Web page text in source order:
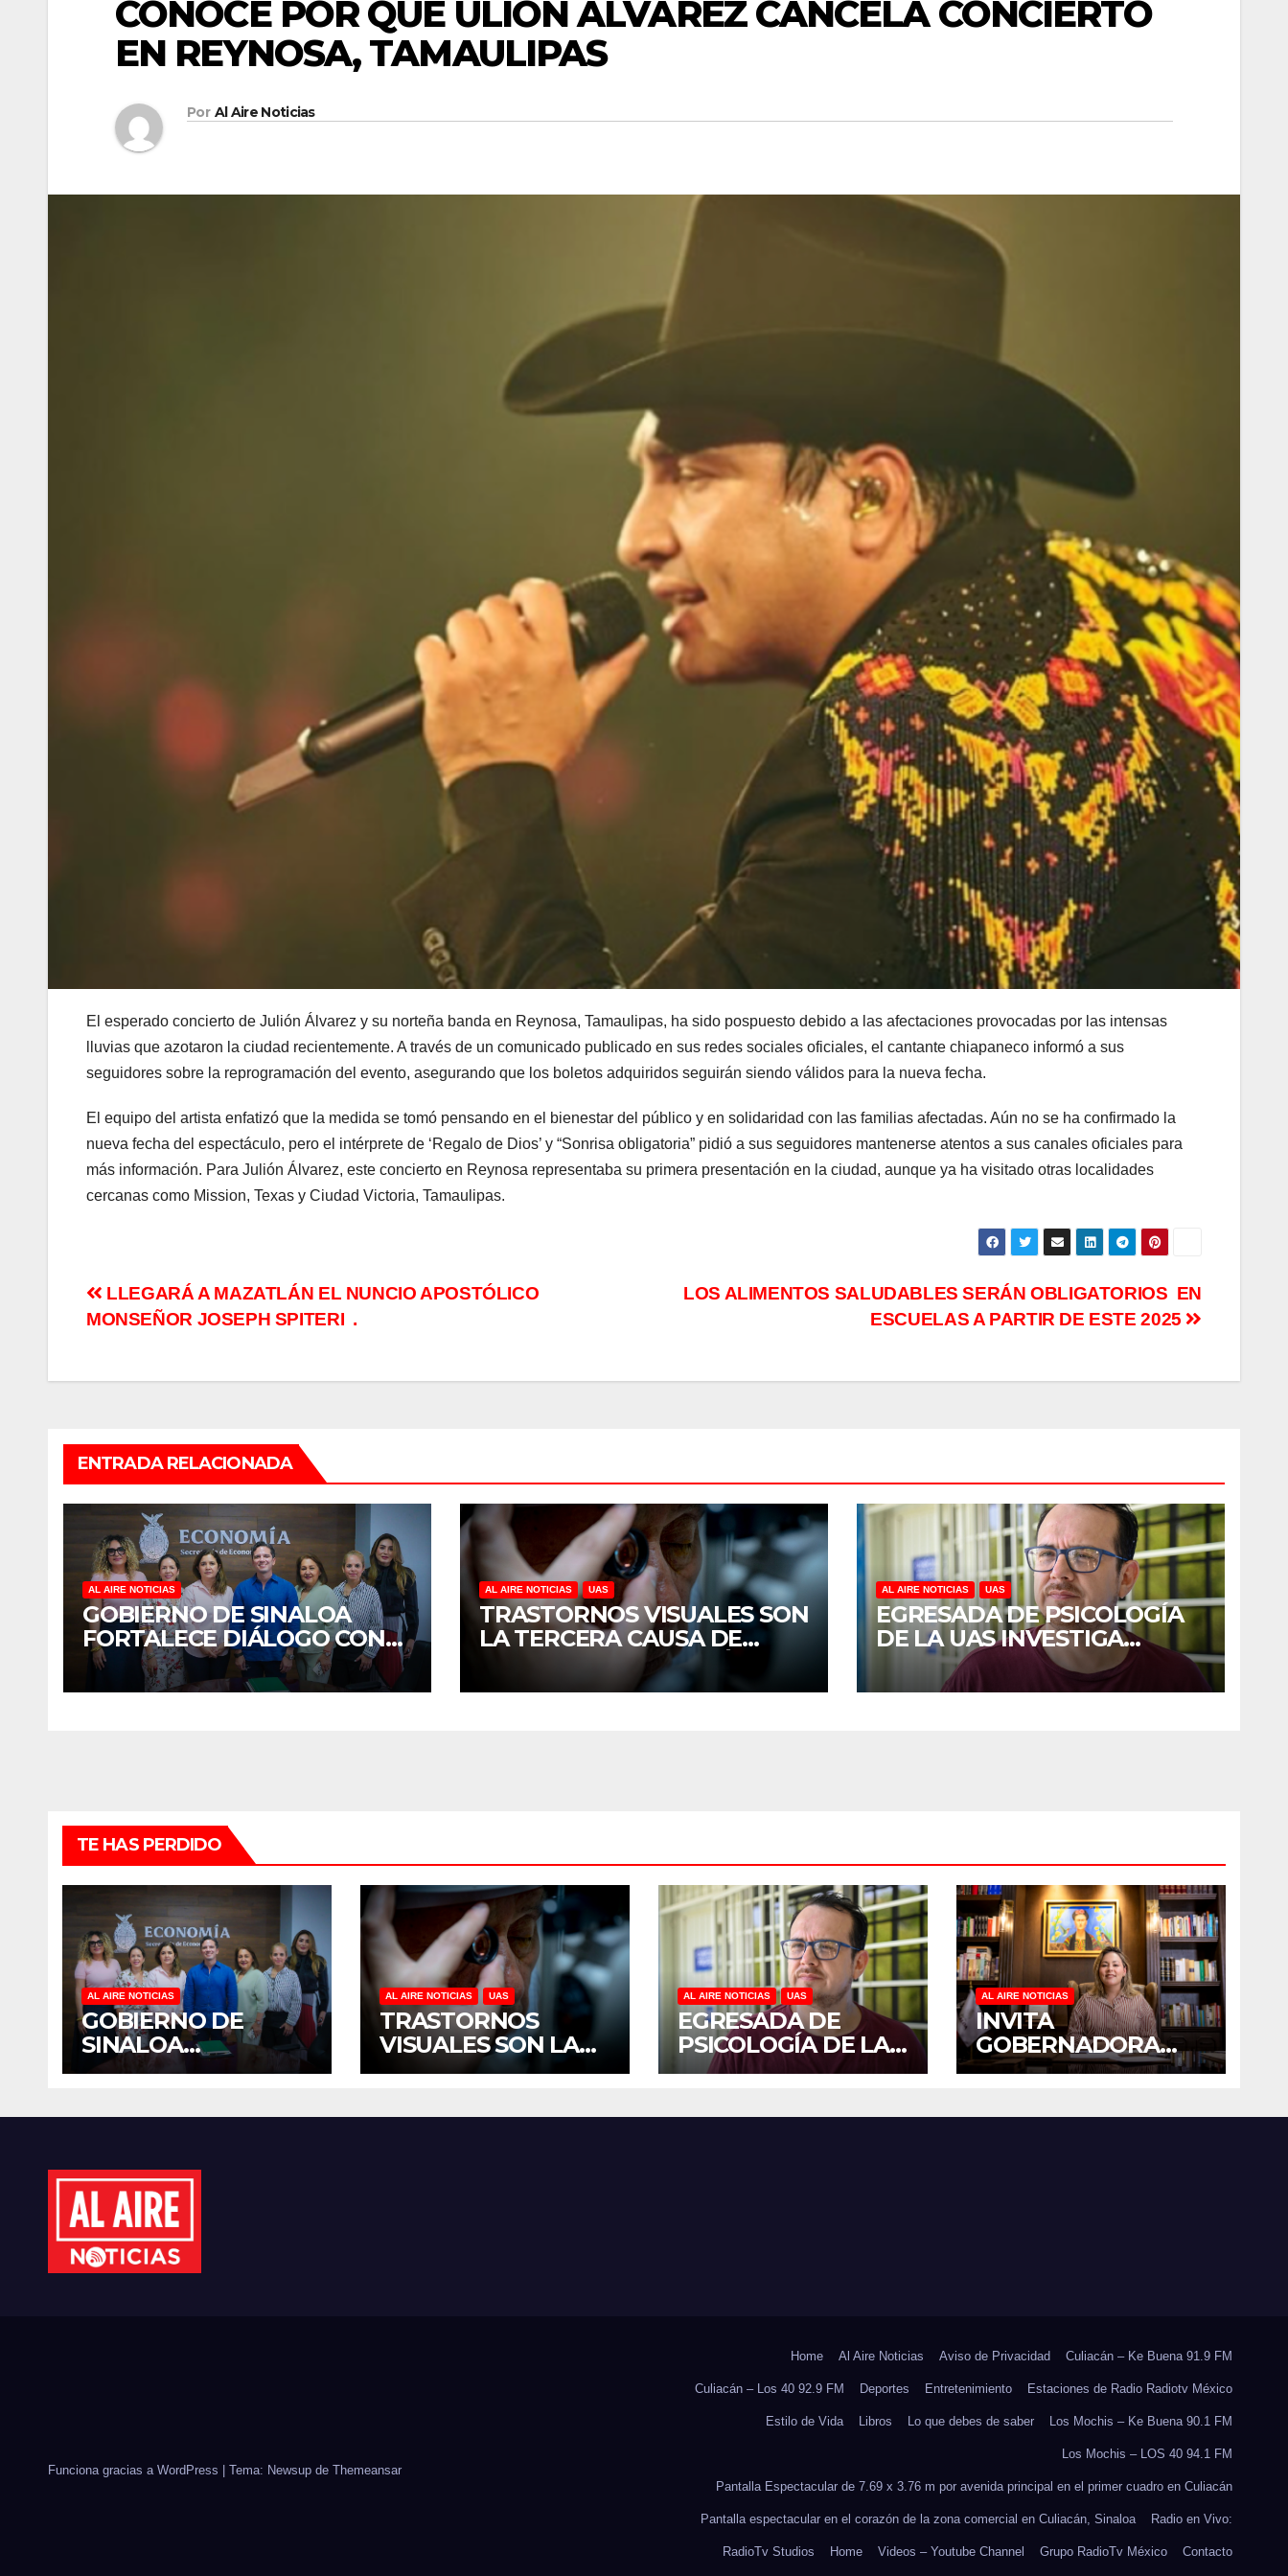
CONOCE POR QUE ULIÓN ÁLVAREZ CANCELA CONCIERTO
EN REYNOSA, TAMAULIPAS
Por Al Aire Noticias
El esperado concierto de Julión Álvarez y su norteña banda en Reynosa, Tamaulipas, ha sido pospuesto debido a las afectaciones provocadas por las intensas
lluvias que azotaron la ciudad recientemente. A través de un comunicado publicado en sus redes sociales oficiales, el cantante chiapaneco informó a sus
seguidores sobre la reprogramación del evento, asegurando que los boletos adquiridos seguirán siendo válidos para la nueva fecha.
El equipo del artista enfatizó que la medida se tomó pensando en el bienestar del público y en solidaridad con las familias afectadas. Aún no se ha confirmado la
nueva fecha del espectáculo, pero el intérprete de ‘Regalo de Dios’ y “Sonrisa obligatoria” pidió a sus seguidores mantenerse atentos a sus canales oficiales para
más información. Para Julión Álvarez, este concierto en Reynosa representaba su primera presentación en la ciudad, aunque ya ha visitado otras localidades
cercanas como Mission, Texas y Ciudad Victoria, Tamaulipas.
Navegación
entradas
LOS ALIMENTOS SALUDABLES SERÁN OBLIGATORIOS EN
ESCUELAS A PARTIR DE ESTE 2025
LLEGARÁ A MAZATLÁN EL NUNCIO APOSTÓLICO
MONSEÑOR JOSEPH SPITERI .
ENTRADA RELACIONADA
AL AIRE NOTICIAS
GOBIERNO DE SINALOA
FORTALECE DIÁLOGO CON
MUJERES EMPRESARIAS DE
CULIACÁN
AL AIRE NOTICIAS UAS
TRASTORNOS VISUALES SON
LA TERCERA CAUSA DE
DISCAPACIDAD EN MÉXICO,
REVELA ESTUDIO DEL
AL AIRE NOTICIAS UAS
EGRESADA DE PSICOLOGÍA
DE LA UAS INVESTIGA
DUELO ANTICIPADO Y
SOBRECARGA EN
TE HAS PERDIDO
AL AIRE NOTICIAS
GOBIERNO DE
SINALOA
FORTALECE
MUJERES
CULIACÁN
AL AIRE NOTICIAS UAS
TRASTORNOS
VISUALES SON LA
TERCERA CAUSA DE
MÉXICO, REVELA
AL AIRE NOTICIAS UAS
EGRESADA DE
PSICOLOGÍA DE LA
UAS INVESTIGA
Y SOBRECARGA EN
AL AIRE NOTICIAS
INVITA
GOBERNADORA
YERALDINE A
JORNADA
Funciona gracias a WordPress Tema: Newsup de Themeansar
Home Al Aire Noticias Aviso de Privacidad Culiacán – Ke Buena 91.9 FM
Culiacán – Los 40 92.9 FM Deportes Entretenimiento Estaciones de Radio Radiotv México
Estilo de Vida Libros Lo que debes de saber Los Mochis – Ke Buena 90.1 FM
Los Mochis – LOS 40 94.1 FM
Pantalla Espectacular de 7.69 x 3.76 m por avenida principal en el primer cuadro en Culiacán
Pantalla espectacular en el corazón de la zona comercial en Culiacán, Sinaloa Radio en Vivo:
RadioTv Studios Home Videos – Youtube Channel Grupo RadioTv México Contacto